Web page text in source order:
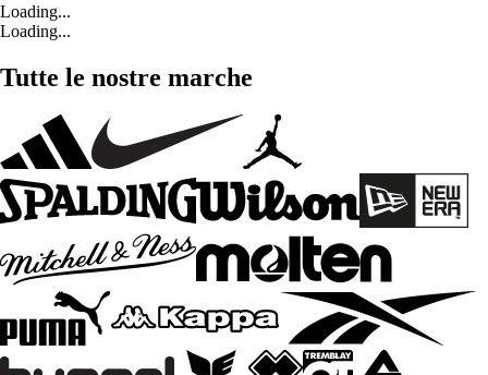
Loading...
Loading...
Tutte le nostre marche